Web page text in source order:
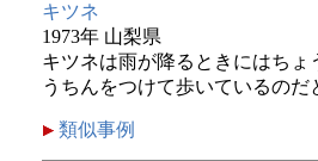
キツネ
1973年 山梨県
キツネは雨が降るときにはちょ
うちんをつけて歩いているのだ
類似事例